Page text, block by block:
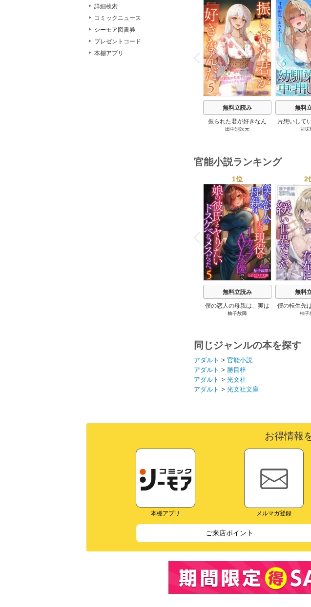
詳細検索
コミックニュース
シーモア図書券
プレゼントコード
本棚アプリ
P
r
e
v
i
o
u
s
無料立読み
振られた君が好きなん
だ 幼馴染が失恋するた
田中別次元
無料
片想いして
カズにしな
甘味
官能小説ランキング
P
r
e
v
i
o
u
s
1位
無料立読み
僕の恋人の母親は、実は
現役のJカップAV女優
柚子故障
2
無料
僕の転生先
に緩い世
柚子
同じジャンルの本を探す
アダルト > 官能小説
アダルト > 勝目梓
アダルト > 光文社
アダルト > 光文社文庫
お得情報
本棚アプリ メルマガ登録
ご来店ポイント